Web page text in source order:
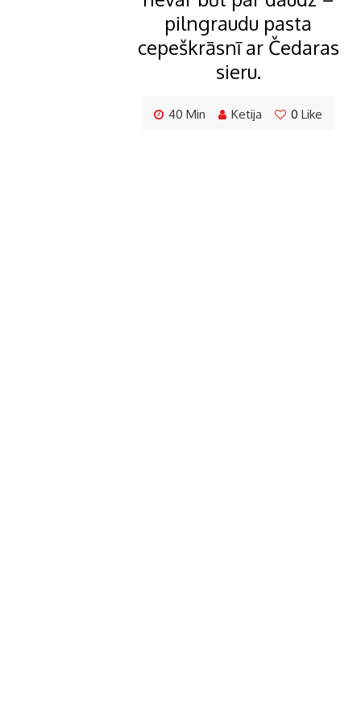
pilngraudu pasta
cepeškrāsnī ar Čedaras
sieru.
40 Min Ketija 0 Like